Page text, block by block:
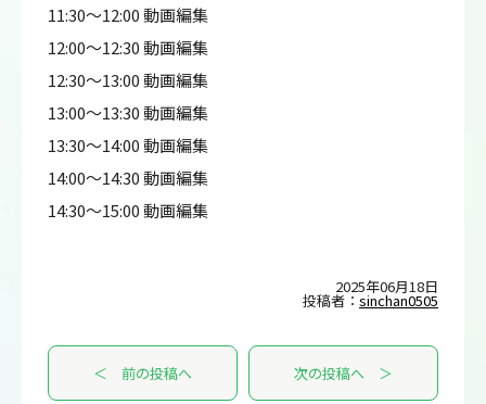
11:30～12:00 動画編集
12:00～12:30 動画編集
12:30～13:00 動画編集
13:00～13:30 動画編集
13:30～14:00 動画編集
14:00～14:30 動画編集
14:30～15:00 動画編集
2025年06月18日
投稿者： sinchan0505
＜ 前の投稿へ 次の投稿へ ＞